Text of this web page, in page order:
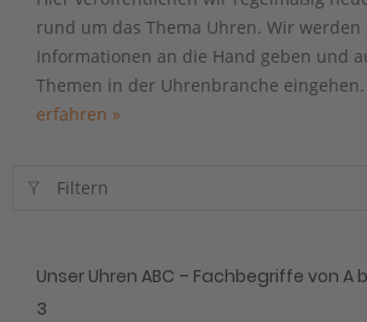
rund um das Thema Uhren. Wir
Informationen an die Hand geben und
Themen in der Uhrenbranche eingehen.
erfahren »
Filtern
Unser Uhren ABC – Fachbegriffe von A
3